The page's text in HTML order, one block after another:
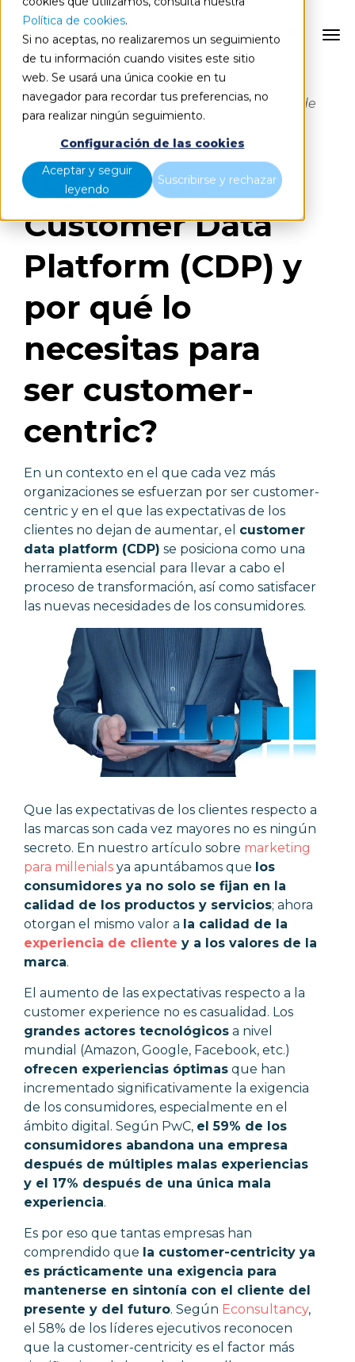
Política de cookies.
Si no aceptas, no realizaremos un seguimiento
de tu información cuando visites este sitio
web. Se usará una única cookie en tu
navegador para recordar tus preferencias, no
para realizar ningún seguimiento.
Configuración de las cookies
Aceptar y seguir
leyendo
Suscribirse y rechazar
El Customer Data Platform (CPD)
complementa a otros sistemas de gestión de
relaciones con los clientes como los CRM o
¿Qué es un
Customer Data
Platform (CDP) y
por qué lo
necesitas para
ser customer-
centric?
En un contexto en el que cada vez más
organizaciones se esfuerzan por ser customer-
centric y en el que las expectativas de los
clientes no dejan de aumentar, el customer
data platform (CDP) se posiciona como una
herramienta esencial para llevar a cabo el
proceso de transformación, así como satisfacer
las nuevas necesidades de los consumidores.
Que las expectativas de los clientes respecto a
las marcas son cada vez mayores no es ningún
secreto. En nuestro artículo sobre marketing
para millenials ya apuntábamos que los
consumidores ya no solo se fijan en la
calidad de los productos y servicios; ahora
otorgan el mismo valor a la calidad de la
experiencia de cliente y a los valores de la
marca.
El aumento de las expectativas respecto a la
customer experience no es casualidad. Los
grandes actores tecnológicos a nivel
mundial (Amazon, Google, Facebook, etc.)
ofrecen experiencias óptimas que han
incrementado significativamente la exigencia
de los consumidores, especialmente en el
ámbito digital. Según PwC, el 59% de los
consumidores abandona una empresa
después de múltiples malas experiencias
y el 17% después de una única mala
experiencia.
Es por eso que tantas empresas han
comprendido que la customer-centricity ya
es prácticamente una exigencia para
mantenerse en sintonía con el cliente del
presente y del futuro. Según Econsultancy,
el 58% de los líderes ejecutivos reconocen
que la customer-centricity es el factor más